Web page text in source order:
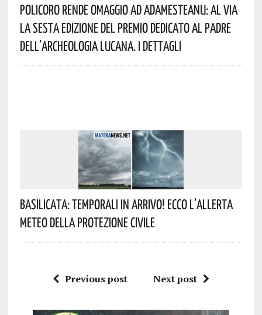
Policoro Rende Omaggio Ad Adamesteanu: Al Via
La Sesta Edizione Del Premio Dedicato Al Padre
Dell’archeologia Lucana. I Dettagli
Basilicata: Temporali In Arrivo! Ecco L’allerta
Meteo Della Protezione Civile
Previous post Next post